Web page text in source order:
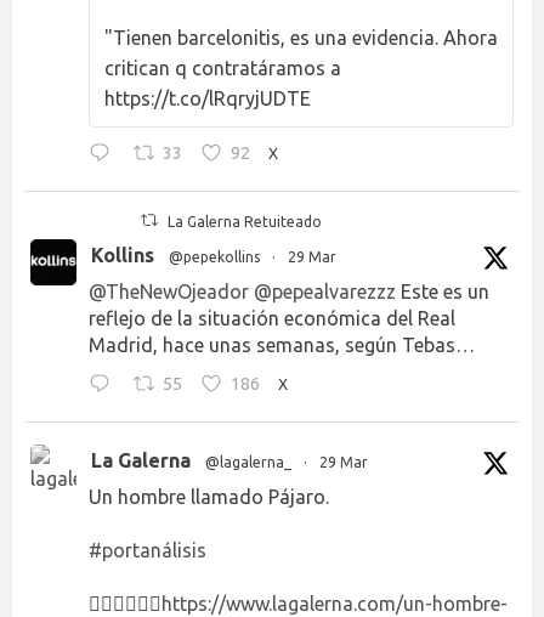
"Tienen barcelonitis, es una evidencia. Ahora
critican q contratáramos a
https://t.co/lRqryjUDTE
33 92 X
La Galerna Retuiteado
Kollins @pepekollins · 29 Mar
@TheNewOjeador @pepealvarezzz Este es un
reflejo de la situación económica del Real
Madrid, hace unas semanas, según Tebas…
55 186 X
La Galerna @lagalerna_ · 29 Mar
Un hombre llamado Pájaro.
#portanálisis
👉🏻👉🏻👉🏻 https://www.lagalerna.com/un-hombre-